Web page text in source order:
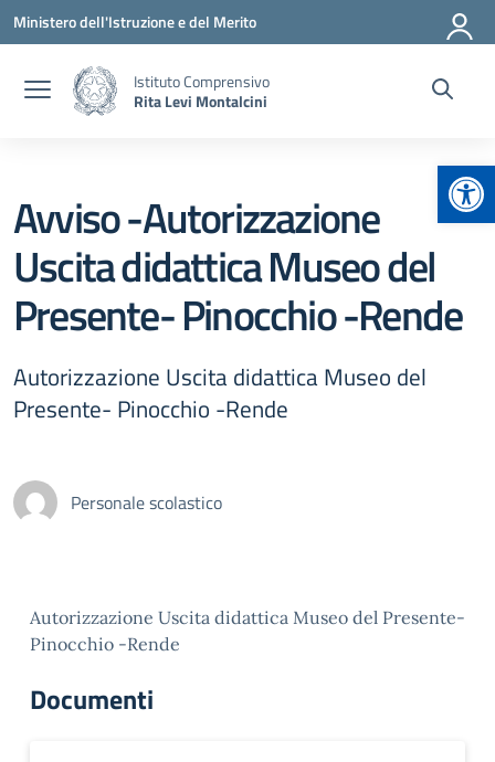
Vai ai contenuti
Vai al menu di navigazione
Vai al footer
Ministero dell'Istruzione e del Merito
Istituto Comprensivo
Rita Levi Montalcini
Avviso -Autorizzazione
Uscita didattica Museo del
Presente- Pinocchio -Rende
Autorizzazione Uscita didattica Museo del
Presente- Pinocchio -Rende
Personale scolastico
Autorizzazione Uscita didattica Museo del Presente-
Pinocchio -Rende
Documenti